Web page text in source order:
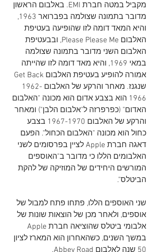
מקביל במטה חברת EMI. באלבום הראשון
מדובר בתמונה שצולמה בפברואר 1963,
והיא המאד דומה לזו שהופיעה בעטיפת
האלבום Please Please Me, ובבעטיפת
האלבום השני מדובר בתמונה שצולמה
במאי 1969, והיא מאד דומה לזו שהייתה
שנגנז. מאחר והרקע של האלבום 1962-
1966 הוא בצבע אדום הוא מכונה "האלבום
האדום" (כפרפרזה ל"אלבום הלבן") ומאחר
והרקע של האלבום 1967-1970 בצבע
כחול הוא מכונה "האלבום הכחול". הפעם
דאגה חברת Apple לציין בפרסומים לשני
האלבומים הללו כי מדובר ב"האוספים
המורשים היחידים של המוזיקה של ​​להקת
הביטלס".
שני האוספים הללו, פתחו פתח למבול של
אוספים, ולאחר מכן של הוצאות שונות של
במשך השנים, כשהאחרון הוא המארז לציון
50 שנה לאלבום Abbey Road.